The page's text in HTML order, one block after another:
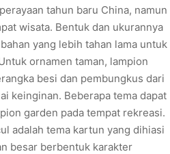
tahun baru China, namun
wisata. Bentuk dan ukurannya
yang lebih tahan lama untuk
ornamen taman, lampion
besi dan pembungkus dari
keinginan. Beberapa tema dapat
garden pada tempat rekreasi.
adalah tema kartun yang dihiasi
besar berbentuk karakter